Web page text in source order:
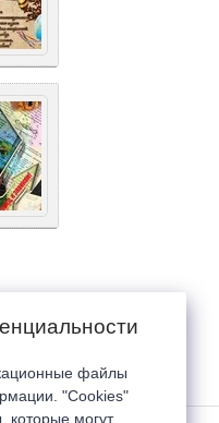
файлы
"Cookies"
которые могут